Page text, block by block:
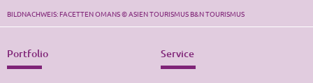
BILDNACHWEIS: FACETTEN OMANS © ASIEN TOURISMUS B&N TOURISMUS
Portfolio Service